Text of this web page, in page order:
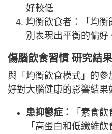
好較低
均衡飲食者：「均衡
別表現出平衡的偏好
傷腦飲食習慣 研究結果
與「均衡飲食模式」的
好對大腦健康的影響結果
患抑鬱症：
「素食
「高蛋白和低纖維